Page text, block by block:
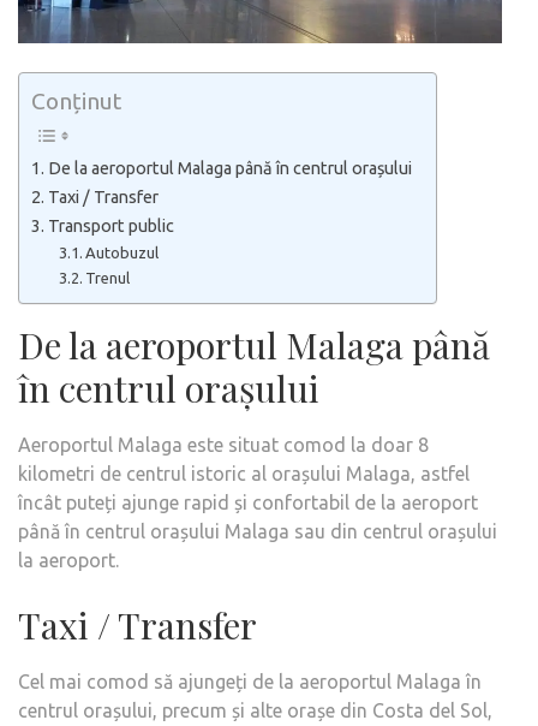
Conținut
De la aeroportul Malaga până în centrul orașului
Taxi / Transfer
Transport public
Autobuzul
Trenul
De la aeroportul Malaga până
în centrul orașului
Aeroportul Malaga este situat comod la doar 8
kilometri de centrul istoric al orașului Malaga, astfel
încât puteți ajunge rapid și confortabil de la aeroport
până în centrul orașului Malaga sau din centrul orașului
la aeroport.
Taxi / Transfer
Cel mai comod să ajungeți de la aeroportul Malaga în
centrul orașului, precum și alte orașe din Costa del Sol,